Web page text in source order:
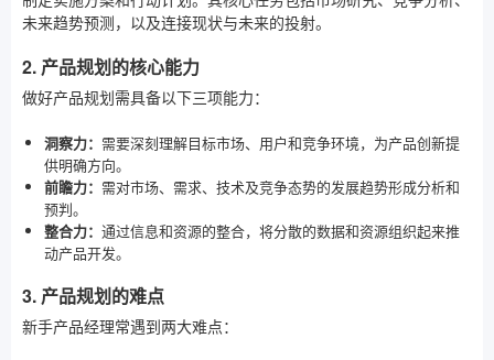
未来趋势预测，以及连接现状与未来的投射。
2. 产品规划的核心能力
做好产品规划需具备以下三项能力：
洞察力： 需要深刻理解目标市场、用户和竞争环境，为产品创新提
供明确方向。
前瞻力： 需对市场、需求、技术及竞争态势的发展趋势形成分析和
预判。
整合力： 通过信息和资源的整合，将分散的数据和资源组织起来推
动产品开发。
3. 产品规划的难点
新手产品经理常遇到两大难点：